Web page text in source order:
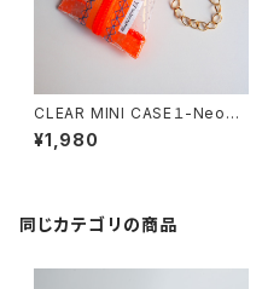
CLEAR MINI CASE１-Neon
orange×Blue
¥1,980
同じカテゴリの商品